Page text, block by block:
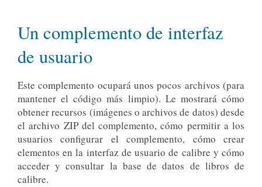
Un complemento de interfaz
de usuario
Este complemento ocupará unos pocos archivos (para
mantener el código más limpio). Le mostrará cómo
obtener recursos (imágenes o archivos de datos) desde
el archivo ZIP del complemento, cómo permitir a los
usuarios configurar el complemento, cómo crear
elementos en la interfaz de usuario de calibre y cómo
acceder y consultar la base de datos de libros de
calibre.